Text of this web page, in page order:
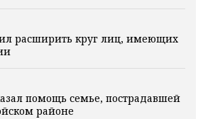
расширить круг лиц, имеющих
помощь семье, пострадавшей
районе